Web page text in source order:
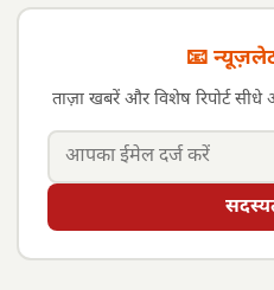
📧
ताज़ा खबरें और विशेष रिपोर्ट